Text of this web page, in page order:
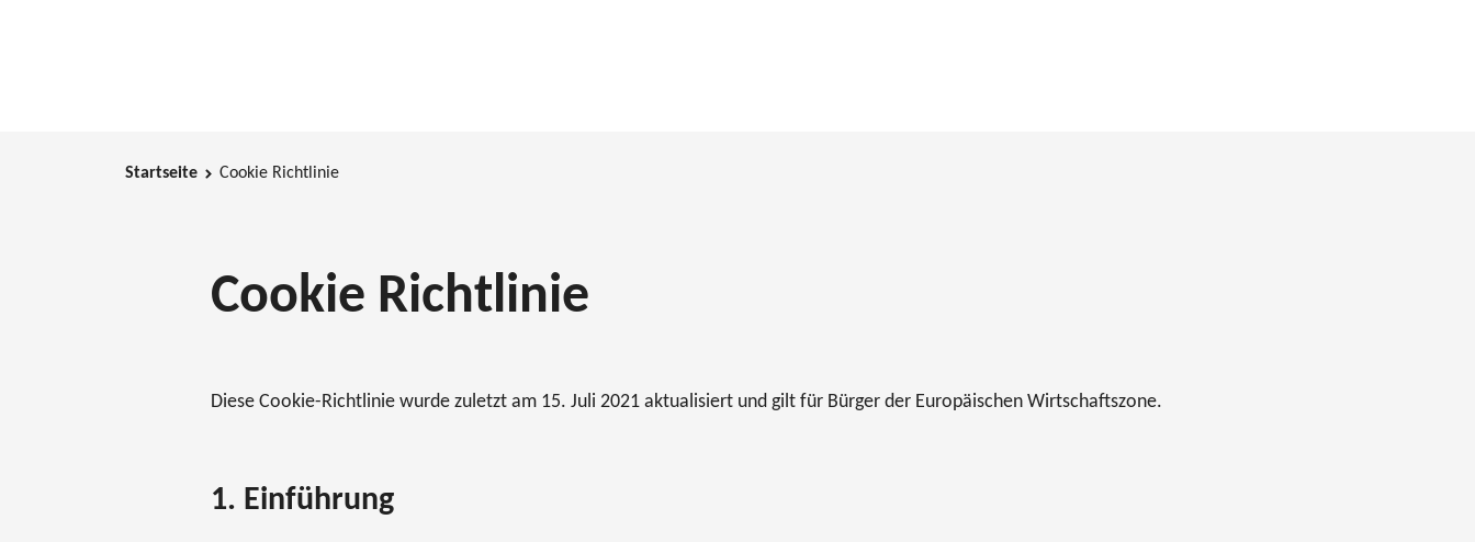
Startseite Cookie Richtlinie
Cookie Richtlinie
Diese Cookie-Richtlinie wurde zuletzt am 15. Juli 2021 aktualisiert und gilt für Bürger der Europäischen Wirtschaftszone.
1. Einführung